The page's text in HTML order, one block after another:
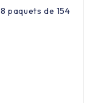
paquets de 154